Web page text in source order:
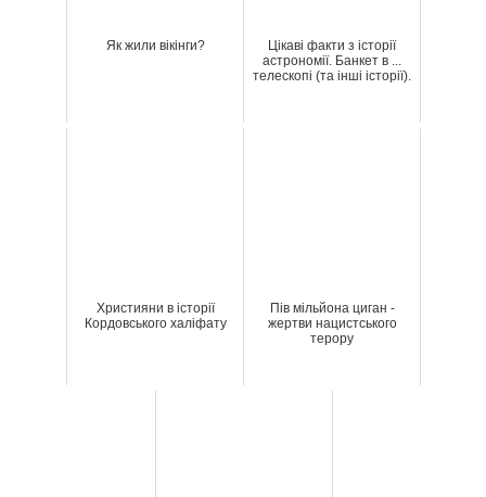
Як жили вікінги?
Цікаві факти з історії
астрономії. Банкет в ...
телескопі (та інші історії).
Християни в історії
Кордовського халіфату
Пів мільйона циган -
жертви нацистського
терору